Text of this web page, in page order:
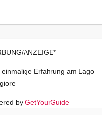
ANZEIGE*
einmalige Erfahrung am Lago
by GetYourGuide